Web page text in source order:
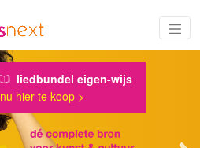
liedbundel eigen-wijs
nu hier te koop >